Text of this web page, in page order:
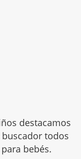
destacamos
todos
bebés.